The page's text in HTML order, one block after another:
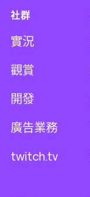
社群
實況
觀賞
開發
廣告業務
twitch.tv